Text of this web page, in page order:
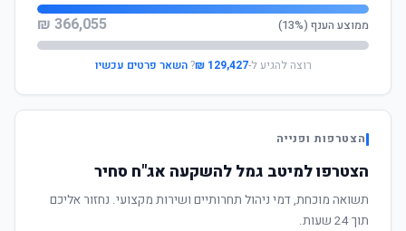
ממוצע הענף (13%) 366,055 ₪
רוצה להגיע ל-129,427 ₪
?השאר פרטים עכשיו
הצטרפות ופנייה
הצטרפו למיטב גמל להשקעה אג"ח סחיר
תשואה מוכחת, דמי ניהול תחרותיים ושירות מקצועי. נחזור אליכם
תוך 24 שעות.